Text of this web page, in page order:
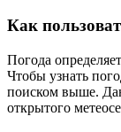
Как
Погода
Чтобы узнать
поиском выше.
открытого